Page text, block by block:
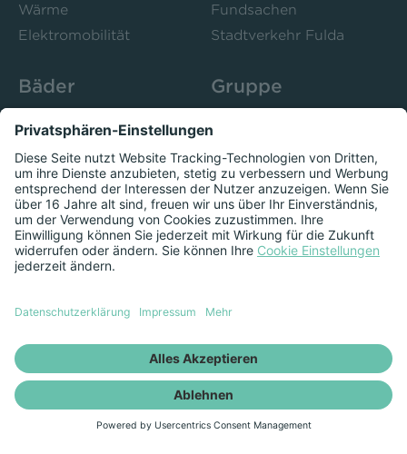
Wärme
Elektromobilität
Fundsachen
Stadtverkehr Fulda
Bäder
Freibad Rosenau
Stadtbad Esperanto
Kurse
Gruppe
Presse
Herzschlag
Datenschutzeinstellungen anzeigen
Vertrag kündigen
Vertrag widerrufen
© RhönEnergie Gruppe